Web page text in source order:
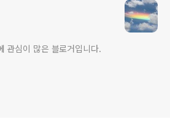
관심이 많은 블로거입니다.